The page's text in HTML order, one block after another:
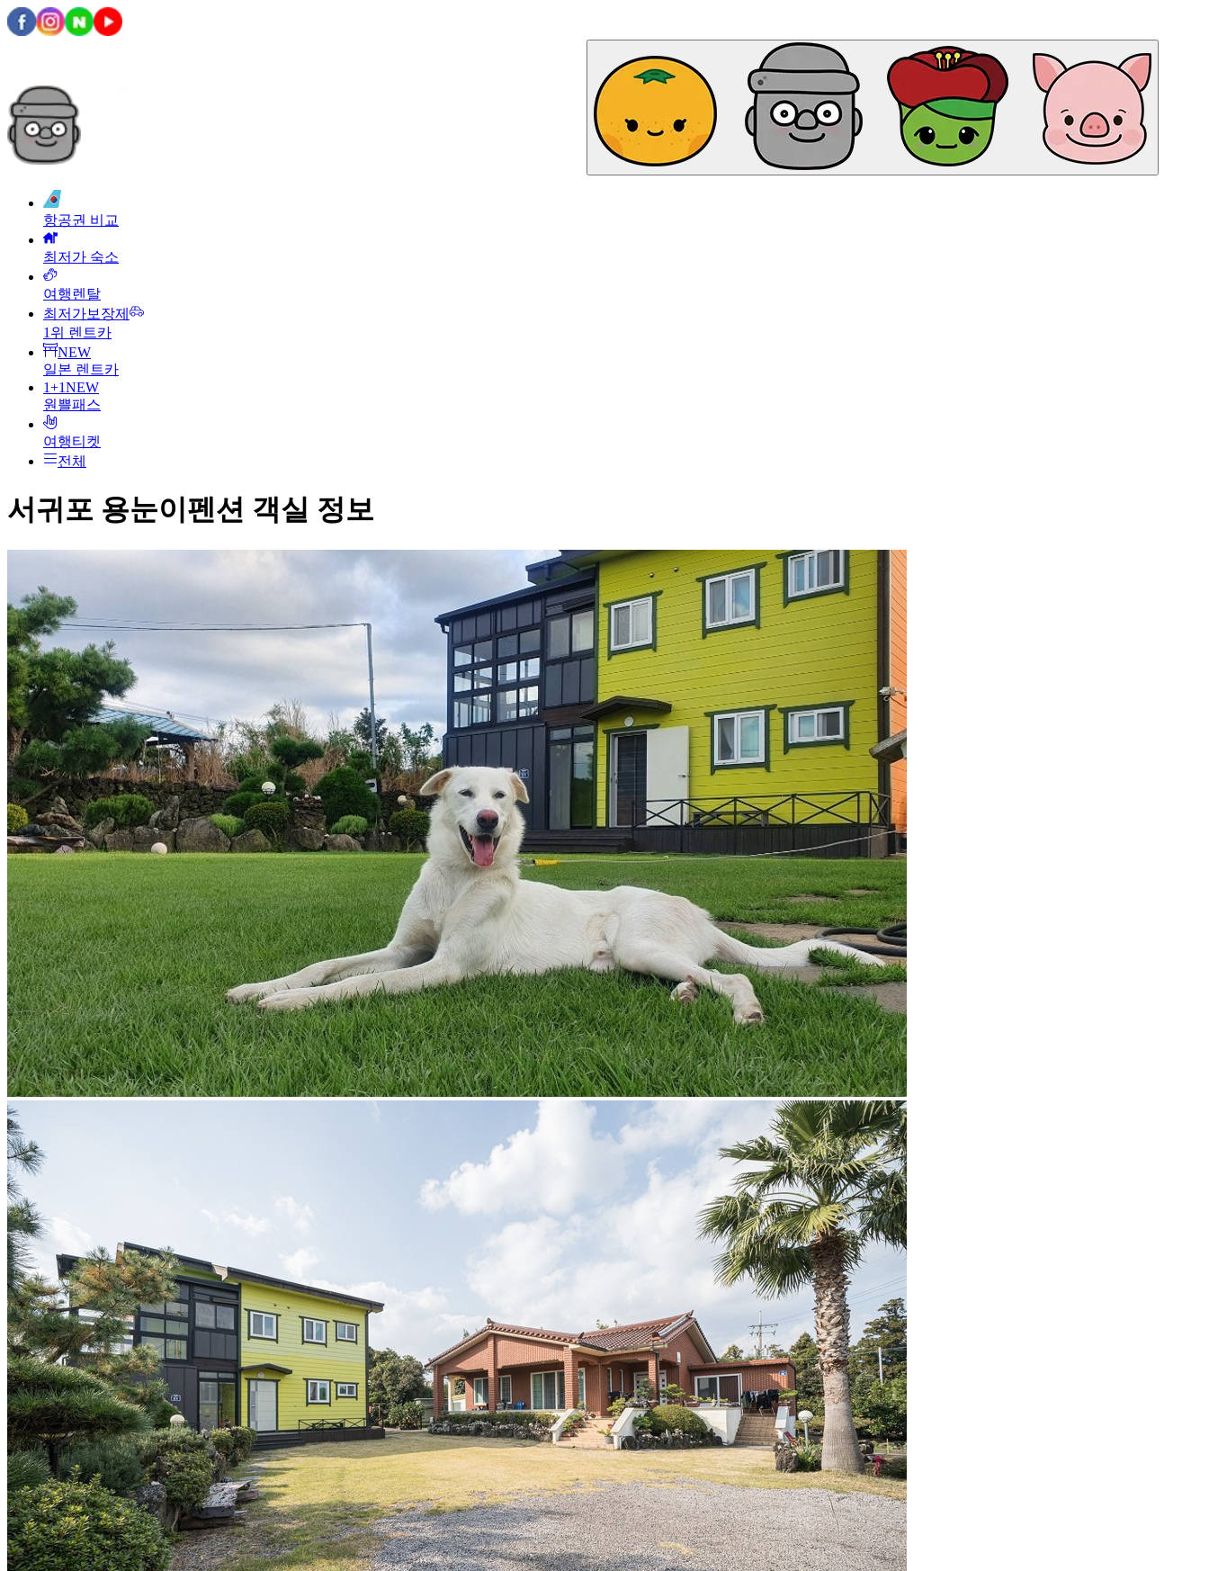
항공권 비교
최저가 숙소
여행렌탈
최저가보장제
1위 렌트카
NEW
일본 렌트카
1+1NEW
원쁠패스
여행티켓
전체
서귀포 용눈이펜션 객실 정보